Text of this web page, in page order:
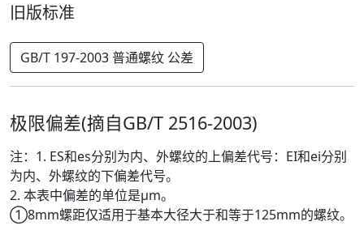
旧版标准
GB/T 197-2003 普通螺纹 公差
极限偏差(摘自GB/T 2516-2003)
注：1. ES和es分别为内、外螺纹的上偏差代号：EI和ei分别
为内、外螺纹的下偏差代号。
2. 本表中偏差的单位是μm。
①8mm螺距仅适用于基本大径大于和等于125mm的螺纹。